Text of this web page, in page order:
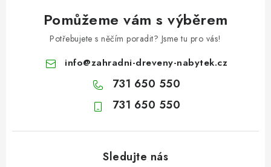
Pomůžeme vám s výběrem
Potřebujete s něčím poradit? Jsme tu pro vás!
info@zahradni-dreveny-nabytek.cz
731 650 550
731 650 550